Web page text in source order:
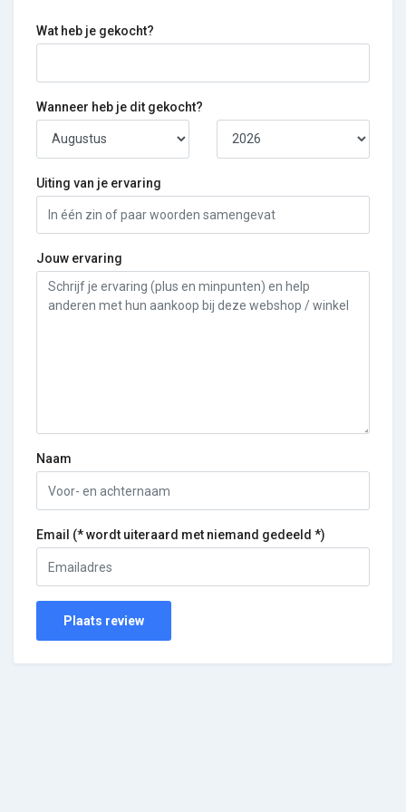
Wat heb je gekocht?
Wanneer heb je dit gekocht?
Uiting van je ervaring
Jouw ervaring
Naam
Email (* wordt uiteraard met niemand gedeeld *)
Plaats review